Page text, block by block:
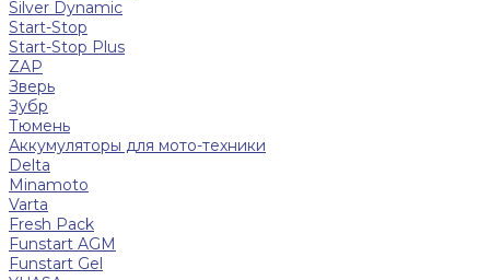
Silver Dynamic
Start-Stop
Start-Stop Plus
ZAP
Зверь
Зубр
Тюмень
Аккумуляторы для мото-техники
Delta
Minamoto
Varta
Fresh Pack
Funstart AGM
Funstart Gel